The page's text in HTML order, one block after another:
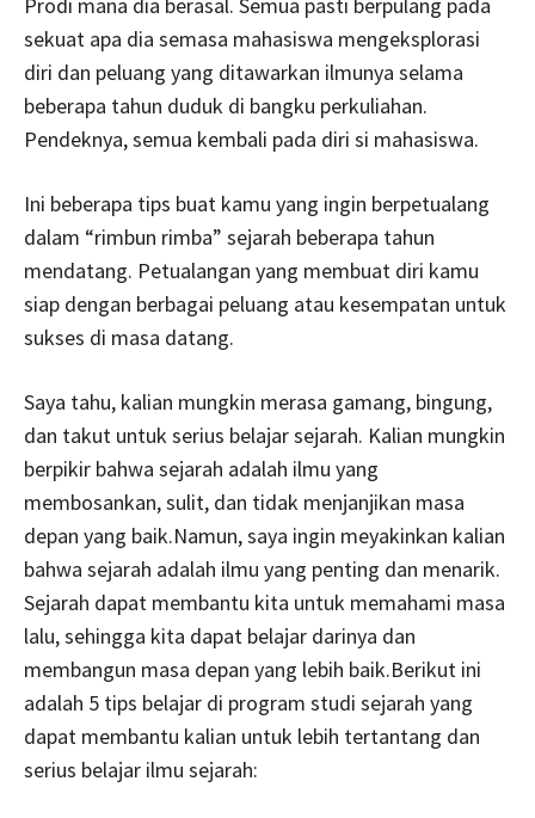
sekuat apa dia semasa mahasiswa mengeksplorasi
diri dan peluang yang ditawarkan ilmunya selama
beberapa tahun duduk di bangku perkuliahan.
Pendeknya, semua kembali pada diri si mahasiswa.
Ini beberapa tips buat kamu yang ingin berpetualang
dalam “rimbun rimba” sejarah beberapa tahun
mendatang. Petualangan yang membuat diri kamu
siap dengan berbagai peluang atau kesempatan untuk
sukses di masa datang.
Saya tahu, kalian mungkin merasa gamang, bingung,
dan takut untuk serius belajar sejarah. Kalian mungkin
berpikir bahwa sejarah adalah ilmu yang
membosankan, sulit, dan tidak menjanjikan masa
depan yang baik.Namun, saya ingin meyakinkan kalian
bahwa sejarah adalah ilmu yang penting dan menarik.
Sejarah dapat membantu kita untuk memahami masa
lalu, sehingga kita dapat belajar darinya dan
membangun masa depan yang lebih baik.Berikut ini
adalah 5 tips belajar di program studi sejarah yang
dapat membantu kalian untuk lebih tertantang dan
serius belajar ilmu sejarah: